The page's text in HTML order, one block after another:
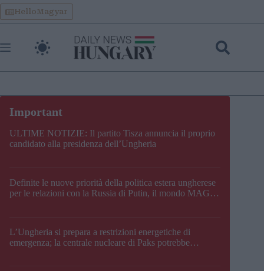
Skip
to
content
HelloMagyar
ULTIME NOTIZIE: Il partito Tisza annuncia il proprio
candidato alla presidenza dell’Ungheria
Definite le nuove priorità della politica estera ungherese
per le relazioni con la Russia di Putin, il mondo MAGA,
L’Ungheria si prepara a restrizioni energetiche di
emergenza; la centrale nucleare di Paks potrebbe